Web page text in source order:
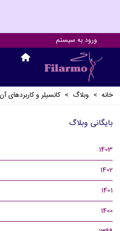
ورود به سیستم
خانه > وبلاگ > کانسیلر و کاربردهای آن
بایگانی وبلاگ
1403
1402
1401
1400